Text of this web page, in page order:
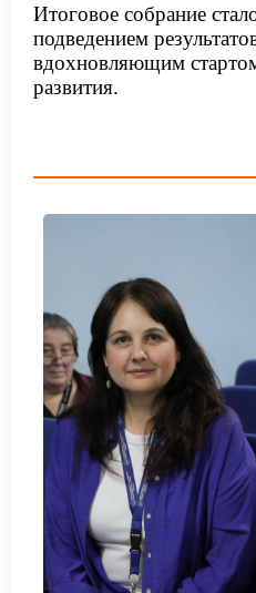
Итоговое собрание
подведением
вдохновляющим
развития.